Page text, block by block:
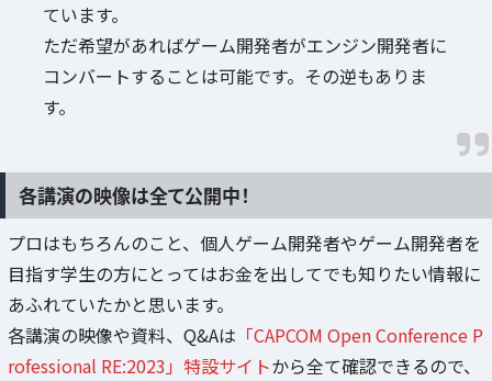
ています。
ただ希望があればゲーム開発者がエンジン開発者に
コンバートすることは可能です。その逆もありま
す。
各講演の映像は全て公開中！
プロはもちろんのこと、個人ゲーム開発者やゲーム開発者を
目指す学生の方にとってはお金を出してでも知りたい情報に
あふれていたかと思います。
各講演の映像や資料、Q&Aは 「CAPCOM Open Conference P
rofessional RE:2023」特設サイトから全て確認できるので、